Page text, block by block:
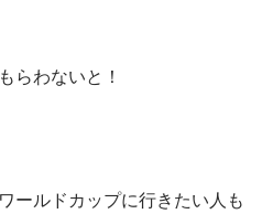
らわないと！
ールドカップに行きたい人も